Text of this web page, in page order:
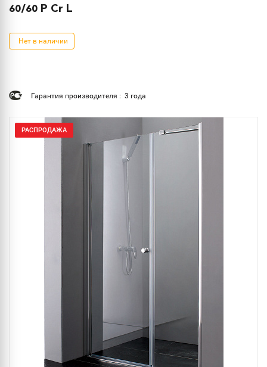
60/60 P Cr L
Нет в наличии
Гарантия производителя : 3 года
РАСПРОДАЖА